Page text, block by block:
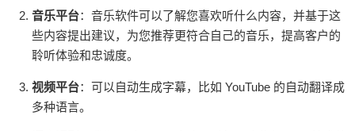
音乐平台：音乐软件可以了解您喜欢听什么内容，并基于这
些内容提出建议，为您推荐更符合自己的音乐，提高客户的
聆听体验和忠诚度。
视频平台：可以自动生成字幕，比如 YouTube 的自动翻译成
多种语言。
地图、百度地图等，使用 AI 来导航最佳线路，从而
更快的达到目的地。 1. 所见即知 product_manager
_ai_application_scenarios_01.png 手机里的相机，
像识别上的应用已经优于人类。AI 在检测物体方面
比我们更聪明，平均而言，计算机可以识别大约 9